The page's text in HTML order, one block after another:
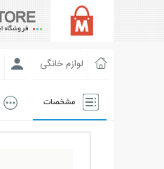
لوازم خانگی
مشخصات